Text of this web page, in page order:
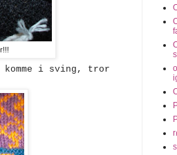
i sving, tror